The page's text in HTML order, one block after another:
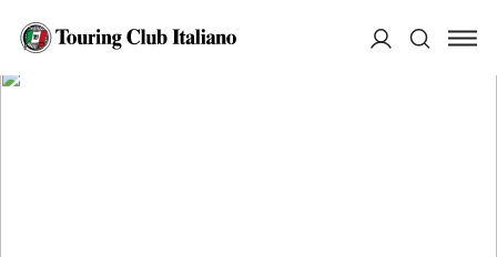
HOME
MONUMENTO DELLA VITTORIA